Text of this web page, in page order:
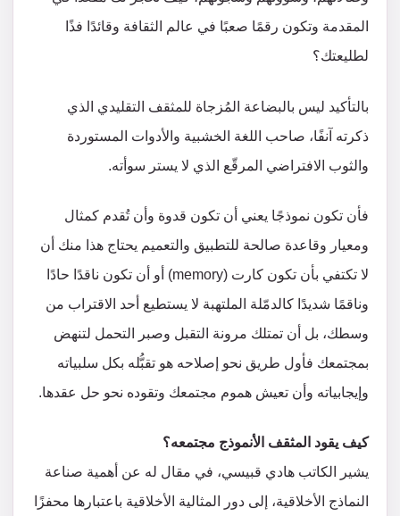
المقدمة وتكون رقمًا صعبًا في عالم الثقافة وقائدًا فذًا
لطليعتك؟
بالتأكيد ليس بالبضاعة المُزجاة للمثقف التقليدي الذي
ذكرته آنفًا، صاحب اللغة الخشبية والأدوات المستوردة
والثوب الافتراضي المرقّع الذي لا يستر سوأته.
فأن تكون نموذجًا يعني أن تكون قدوة وأن تُقدم كمثال
ومعيار وقاعدة صالحة للتطبيق والتعميم يحتاج هذا منك أن
لا تكتفي بأن تكون كارت (memory) أو أن تكون ناقدًا حادًا
وناقمًا شديدًا كالدمّلة الملتهبة لا يستطيع أحد الاقتراب من
وسطك، بل أن تمتلك مرونة التقبل وصبر التحمل لتنهض
بمجتمعك فأول طريق نحو إصلاحه هو تقبُّله بكل سلبياته
وإيجابياته وأن تعيش هموم مجتمعك وتقوده نحو حل عقدها.
كيف يقود المثقف الأنموذج مجتمعه؟
يشير الكاتب هادي قبيسي، في مقال له عن أهمية صناعة
النماذج الأخلاقية، إلى دور المثالية الأخلاقية باعتبارها محفزًا